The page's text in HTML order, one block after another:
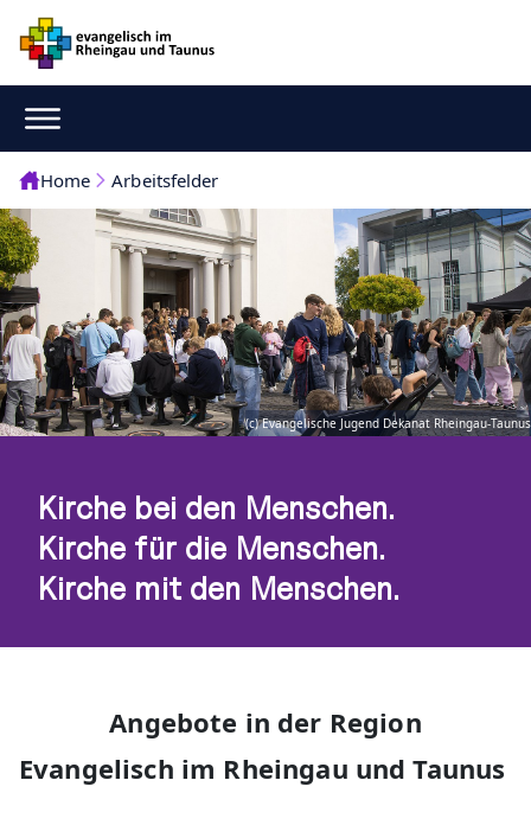
Home Arbeitsfelder
(c) Evangelische Jugend Dekanat Rheingau-Taunus
Kirche bei den Menschen.
Kirche für die Menschen.
Kirche mit den Menschen.
Angebote in der Region
Evangelisch im Rheingau und Taunus